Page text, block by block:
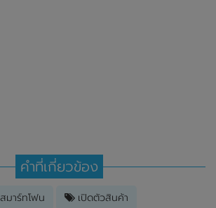
คำที่เกี่ยวข้อง
สมาร์ทโฟน เปิดตัวสินค้า